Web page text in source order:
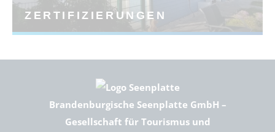
ZERTIFIZIERUNGEN
Brandenburgische Seenplatte GmbH –
Gesellschaft für Tourismus und